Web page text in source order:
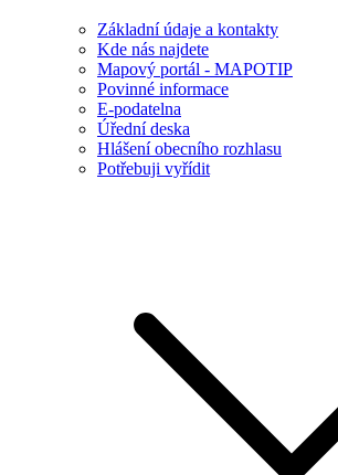
Základní údaje a kontakty
Kde nás najdete
Mapový portál - MAPOTIP
Povinné informace
E-podatelna
Úřední deska
Hlášení obecního rozhlasu
Potřebuji vyřídit